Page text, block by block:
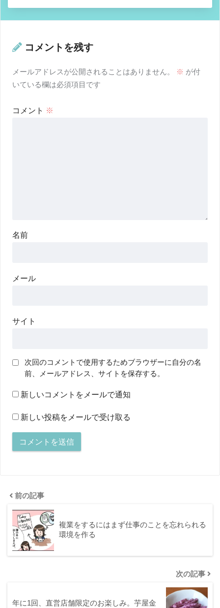
コメントを残す
メールアドレスが公開されることはありません。 ※ が付
いている欄は必須項目です
コメント ※
名前
メール
サイト
次回のコメントで使用するためブラウザーに自分の名
前、メールアドレス、サイトを保存する。
新しいコメントをメールで通知
新しい投稿をメールで受け取る
前の記事
複業をするにはまず仕事のことを忘れられる
環境を作る
次の記事
年に1回、直営店舗限定のお楽しみ。芋屋金